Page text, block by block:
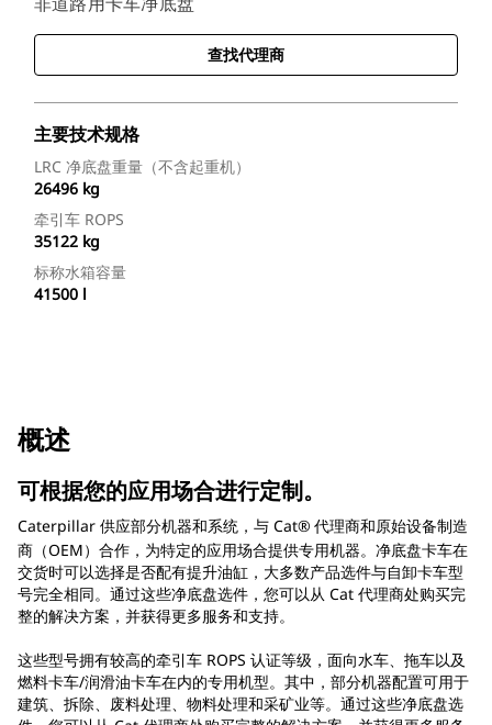
查找代理商
主要技术规格
LRC 净底盘重量（不含起重机）
26496 kg
牵引车 ROPS
35122 kg
标称水箱容量
41500 l
概述
可根据您的应用场合进行定制。
Caterpillar 供应部分机器和系统，与 Cat® 代理商和原始设备制造
商（OEM）合作，为特定的应用场合提供专用机器。净底盘卡车在
交货时可以选择是否配有提升油缸，大多数产品选件与自卸卡车型
号完全相同。通过这些净底盘选件，您可以从 Cat 代理商处购买完
整的解决方案，并获得更多服务和支持。
这些型号拥有较高的牵引车 ROPS 认证等级，面向水车、拖车以及
燃料卡车/润滑油卡车在内的专用机型。其中，部分机器配置可用于
建筑、拆除、废料处理、物料处理和采矿业等。通过这些净底盘选